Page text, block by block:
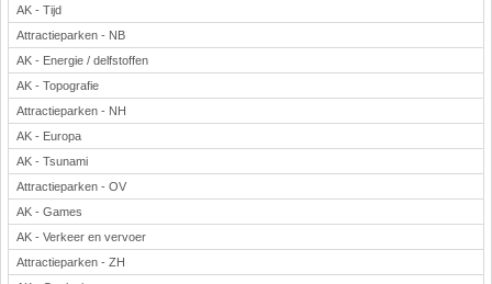
AK - Tijd
Attractieparken - NB
AK - Energie / delfstoffen
AK - Topografie
Attractieparken - NH
AK - Europa
AK - Tsunami
Attractieparken - OV
AK - Games
AK - Verkeer en vervoer
Attractieparken - ZH